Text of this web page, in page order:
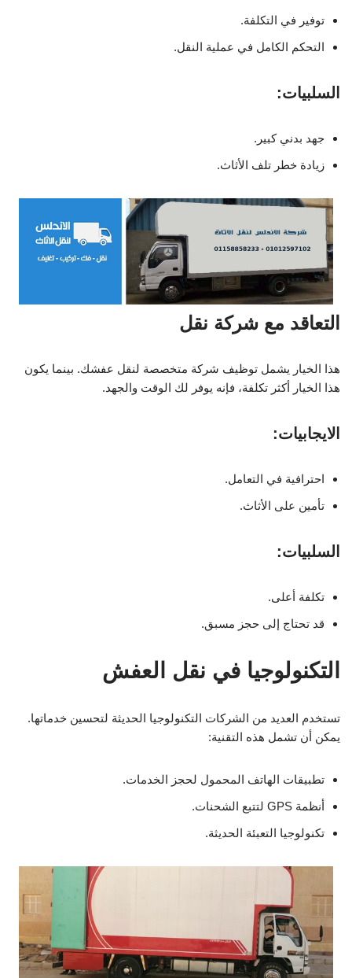
توفير في التكلفة.
التحكم الكامل في عملية النقل.
السلبيات:
جهد بدني كبير.
زيادة خطر تلف الأثاث.
التعاقد مع شركة نقل
هذا الخيار يشمل توظيف شركة متخصصة لنقل عفشك. بينما يكون
هذا الخيار أكثر تكلفة، فإنه يوفر لك الوقت والجهد.
الايجابيات:
احترافية في التعامل.
تأمين على الأثاث.
السلبيات:
تكلفة أعلى.
قد تحتاج إلى حجز مسبق.
التكنولوجيا في نقل العفش
تستخدم العديد من الشركات التكنولوجيا الحديثة لتحسين خدماتها.
يمكن أن تشمل هذه التقنية:
تطبيقات الهاتف المحمول لحجز الخدمات.
أنظمة GPS لتتبع الشحنات.
تكنولوجيا التعبئة الحديثة.